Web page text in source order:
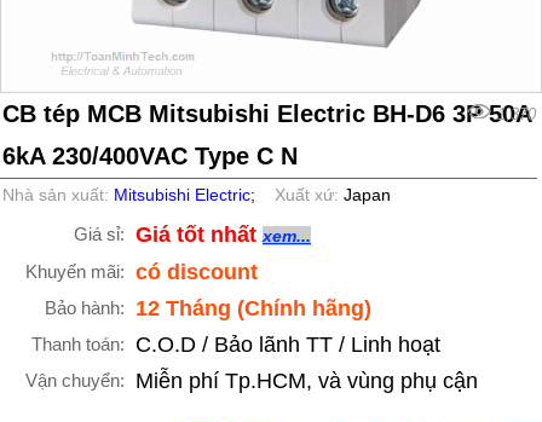
CB tép MCB Mitsubishi Electric BH-D6 3P 50A
6kA 230/400VAC Type C N
1,370
Nhà sản xuất: Mitsubishi Electric; Xuất xứ:Japan
Giá sỉ: Giá tốt nhất xem...
Khuyến mãi: có discount
Bảo hành: 12 Tháng (Chính hãng)
Thanh toán: C.O.D / Bảo lãnh TT / Linh hoạt
Vận chuyển: Miễn phí Tp.HCM, và vùng phụ cận